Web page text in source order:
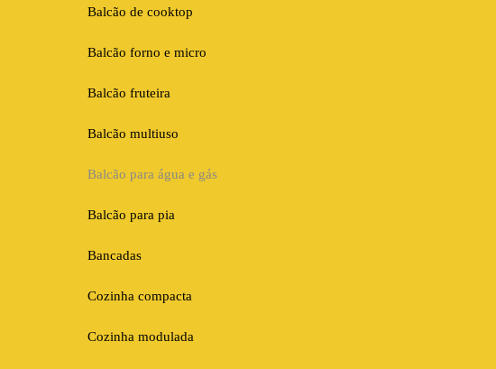
Balcão de cooktop
Balcão forno e micro
Balcão fruteira
Balcão multiuso
Balcão para água e gás
Balcão para pia
Bancadas
Cozinha compacta
Cozinha modulada